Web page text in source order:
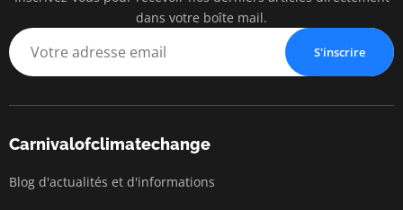
dans votre boîte mail.
S'inscrire
Carnivalofclimatechange
Blog d'actualités et d'informations